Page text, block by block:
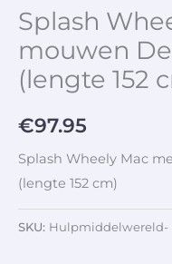
Splash
mouwen
(lengte 152
€97.95
Splash Wheely Mac
(lengte 152 cm)
SKU: Hulpmiddelwereld-